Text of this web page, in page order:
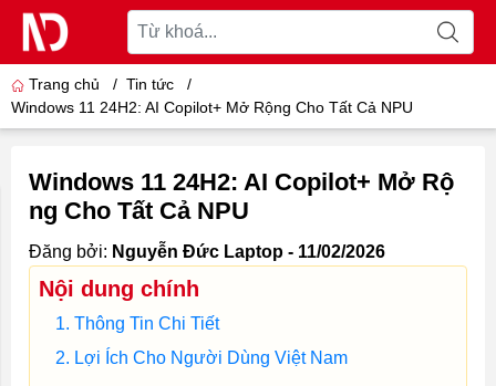
Trang chủ / Tin tức
/
Windows 11 24H2: AI Copilot+ Mở Rộng Cho Tất Cả NPU
Windows 11 24H2: AI Copilot+ Mở Rộ
ng Cho Tất Cả NPU
Đăng bởi: Nguyễn Đức Laptop - 11/02/2026
Nội dung chính
Thông Tin Chi Tiết
Lợi Ích Cho Người Dùng Việt Nam